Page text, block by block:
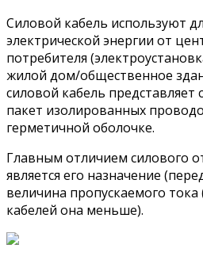
Силовой кабель используют
электрической энергии от
потребителя
жилой дом/общественное
силовой кабель
пакет изолированных
герметичной оболочке.
Главным отличием силового
является его назначение
величина пропускаемого
кабелей она меньше).